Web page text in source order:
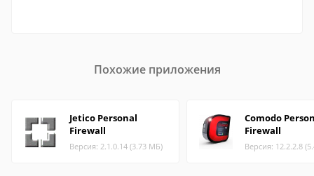
Похожие приложения
Jetico Personal
Firewall
Версия: 2.1.0.14 (3.73 МБ)
Comodo
Firewall
Версия: 12.2.2.8